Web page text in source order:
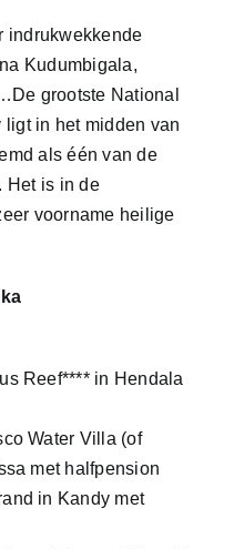
indrukwekkende
Kudumbigala,
grootste National
ligt in het midden van
als één van de
Het is in de
voorname heilige
Reef**** in Hendala
Water Villa (of
met halfpension
in Kandy met